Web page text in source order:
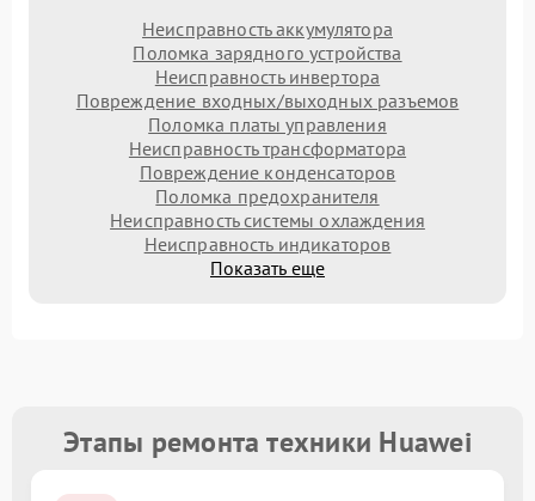
Неисправность аккумулятора
Поломка зарядного устройства
Неисправность инвертора
Повреждение входных/выходных разъемов
Поломка платы управления
Неисправность трансформатора
Повреждение конденсаторов
Поломка предохранителя
Неисправность системы охлаждения
Неисправность индикаторов
Показать еще
Этапы ремонта техники Huawei